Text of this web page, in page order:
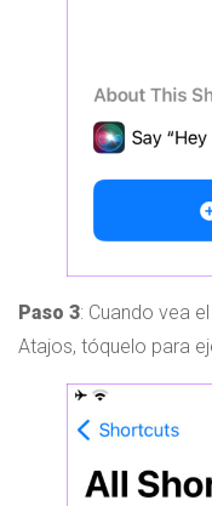
Paso 3: Cuando vea
Atajos, tóquelo para